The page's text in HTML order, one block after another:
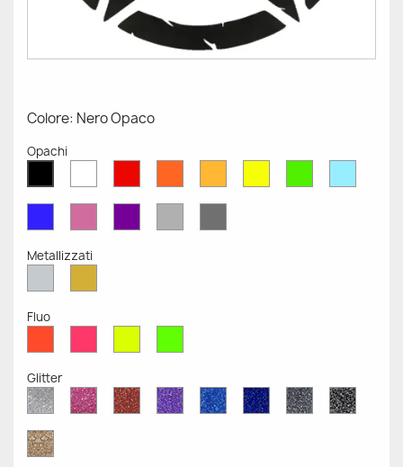
Colore: Nero Opaco
Opachi
Opaco OpacoOpacoOpacoOpacoOpacoOpacoOpaco
OpacoOpacoOpacoChiaroScuro
Metallizzati
MetallizzatoMetallizzato
Fluo
Fluo
Fluo
Fluo
Fluo
Glitter
Diamante
Glitter
Rosa
Glitter
Rosso
Glitter
Viola
Glitter
Blu
Zaffiro
Blu
Cobalto
Grigio
Glitter
Nero
Glitter
Oro
Glitter